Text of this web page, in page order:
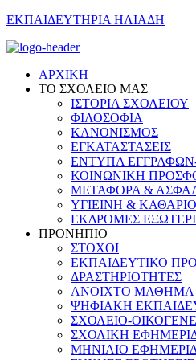
ΕΚΠΑΙΔΕΥΤΗΡΙΑ ΗΛΙΑΔΗ
ΑΡΧΙΚΗ
ΤΟ ΣΧΟΛΕΙΟ ΜΑΣ
ΙΣΤΟΡΙΑ ΣΧΟΛΕΙΟΥ
ΦΙΛΟΣΟΦΙΑ
ΚΑΝΟΝΙΣΜΟΣ
ΕΓΚΑΤΑΣΤΑΣΕΙΣ
ΕΝΤΥΠΑ
ΚΟΙΝΩΝΙΚΗ
ΜΕΤΑΦΟΡΑ &
ΥΓΙΕΙΝΗ &
ΕΚΔΡΟΜΕΣ
ΠΡΟΝΗΠΙΟ
ΣΤΟΧΟΙ
ΕΚΠΑΙΔΕΥΤΙΚΟ
ΔΡΑΣΤΗΡΙΟΤΗΤΕΣ
ΑΝΟΙΧΤΟ ΜΑΘΗΜΑ
ΨΗΦΙΑΚΗ
ΣΧΟΛΕΙΟ-
ΣΧΟΛΙΚΗ
ΜΗΝΙΑΙΟ